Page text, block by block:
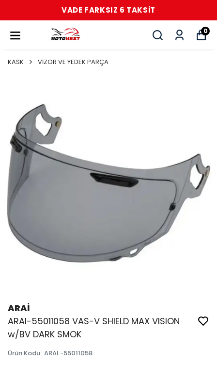
VADE FARKSIZ 6 TAKSİT
0
KASK VİZÖR VE YEDEK PARÇA
ARAİ
ARAI-55011058 VAS-V SHIELD MAX VISION
w/BV DARK SMOK
Ürün Kodu: ARAI -55011058